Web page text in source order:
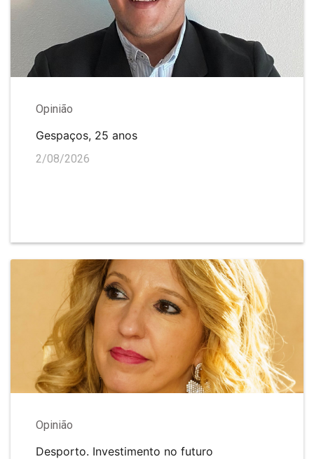
Opinião
Gespaços, 25 anos
2/08/2026
Opinião
Desporto. Investimento no futuro